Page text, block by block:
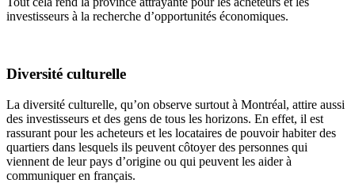
investisseurs à la recherche d’opportunités économiques.
Diversité culturelle
La diversité culturelle, qu’on observe surtout à Montréal, attire aussi
des investisseurs et des gens de tous les horizons. En effet, il est
rassurant pour les acheteurs et les locataires de pouvoir habiter des
quartiers dans lesquels ils peuvent côtoyer des personnes qui
viennent de leur pays d’origine ou qui peuvent les aider à
communiquer en français.